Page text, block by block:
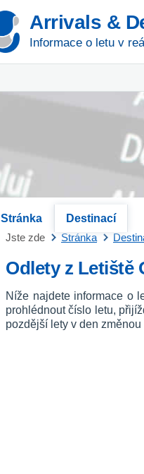
Arrivals &
Informace o letu v
Stránka
Destinací
Jste zde
Stránka
Odlety z Letiště
Níže najdete informace o
prohlédnout číslo letu,
pozdější lety v den